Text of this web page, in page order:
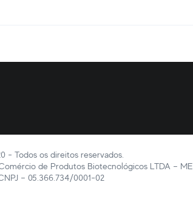
- Todos os direitos reservados.
de Produtos Biotecnológicos LTDA – ME
– 05.366.734/0001-02